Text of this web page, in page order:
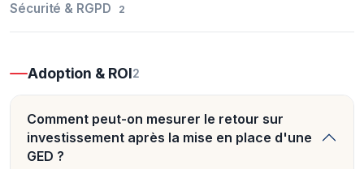
Sécurité & RGPD 2
Adoption & ROI2
Comment peut-on mesurer le retour sur
investissement après la mise en place d'une
GED ?